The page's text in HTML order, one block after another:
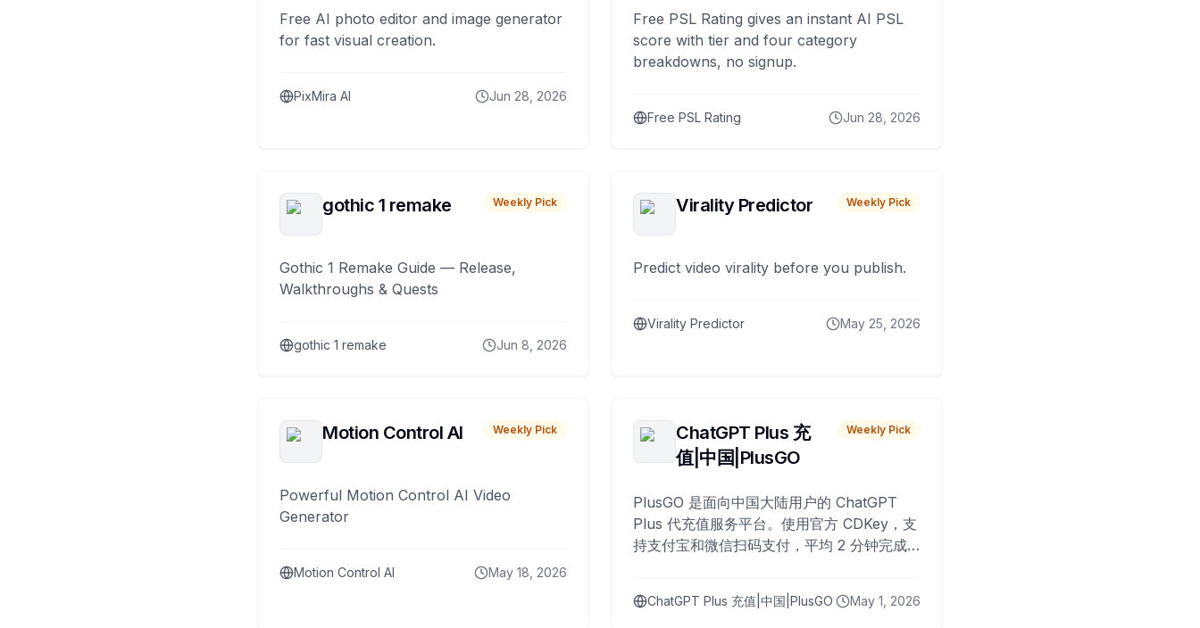
Free AI photo editor and image generator
for fast visual creation.
PixMira AI Jun 28, 2026
Free PSL Rating gives an instant AI PSL
score with tier and four category
breakdowns, no signup.
Free PSL Rating Jun 28, 2026
gothic 1 remake Weekly Pick
Gothic 1 Remake Guide — Release,
Walkthroughs & Quests
gothic 1 remake Jun 8, 2026
Virality Predictor Weekly Pick
Predict video virality before you publish.
Virality Predictor May 25, 2026
Motion Control AI Weekly Pick
Powerful Motion Control AI Video
Generator
Motion Control AI May 18, 2026
ChatGPT Plus 充
值|中国|PlusGO
Weekly Pick
PlusGO 是面向中国大陆用户的 ChatGPT
Plus 代充值服务平台。使用官方 CDKey，支
持支付宝和微信扫码支付，平均 2 分钟完成
ChatGPT Plus 充值|中国|PlusGO May 1, 2026